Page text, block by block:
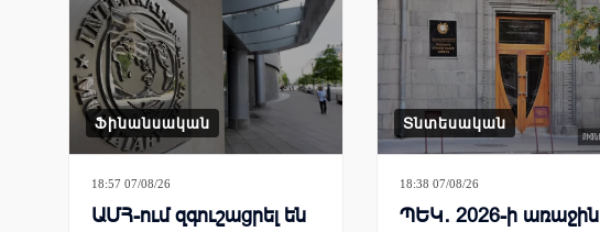
Ֆինանսական
18:57 07/08/26
ԱՄՀ-ում զգուշացրել են
Տնտեսական
18:38 07/08/26
ՊԵԿ․ 2026-ի առաջին